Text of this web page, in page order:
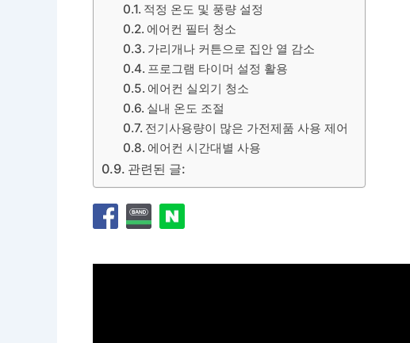
적정 온도 및 풍량 설정
에어컨 필터 청소
가리개나 커튼으로 집안 열 감소
프로그램 타이머 설정 활용
에어컨 실외기 청소
실내 온도 조절
전기사용량이 많은 가전제품 사용 제어
에어컨 시간대별 사용
관련된 글: